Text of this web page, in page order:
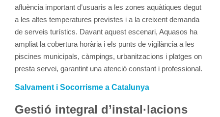
afluència important d’usuaris a les zones aquàtiques degut
a les altes temperatures previstes i a la creixent demanda
de serveis turístics. Davant aquest escenari, Aquasos ha
ampliat la cobertura horària i els punts de vigilància a les
piscines municipals, càmpings, urbanitzacions i platges on
presta servei, garantint una atenció constant i professional.
Salvament i Socorrisme a Catalunya
Gestió integral d’instal·lacions